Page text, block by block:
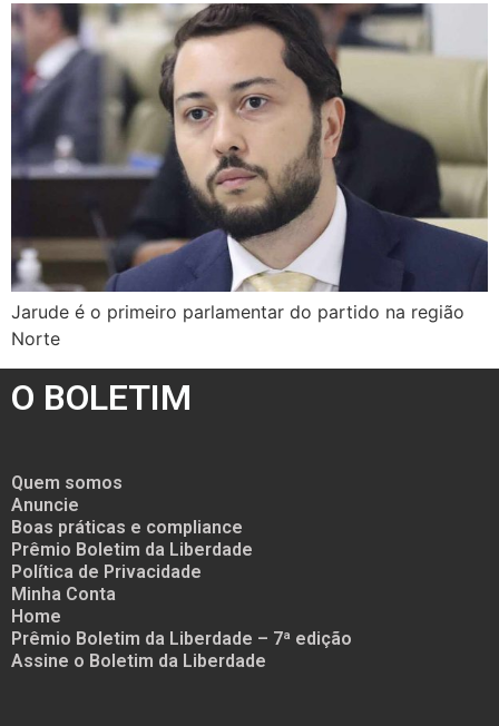
Jarude é o primeiro parlamentar do partido na região
Norte
O BOLETIM
Quem somos
Anuncie
Boas práticas e compliance
Prêmio Boletim da Liberdade
Política de Privacidade
Minha Conta
Home
Prêmio Boletim da Liberdade – 7ª edição
Assine o Boletim da Liberdade